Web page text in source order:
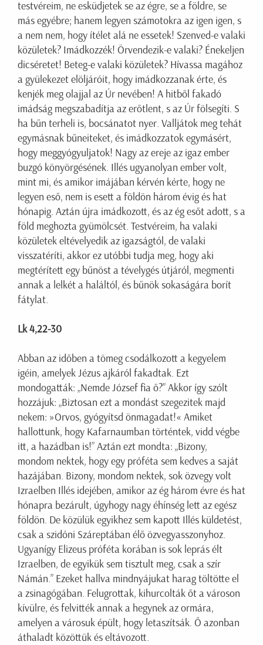
testvéreim, ne esküdjetek se az égre, se a földre, se
más egyébre; hanem legyen számotokra az igen igen, s
a nem nem, hogy ítélet alá ne essetek! Szenved-e valaki
közületek? Imádkozzék! Örvendezik-e valaki? Énekeljen
dicséretet! Beteg-e valaki közületek? Hívassa magához
a gyülekezet elöljáróit, hogy imádkozzanak érte, és
kenjék meg olajjal az Úr nevében! A hitből fakadó
imádság megszabadítja az erőtlent, s az Úr fölsegíti. S
ha bűn terheli is, bocsánatot nyer. Valljátok meg tehát
egymásnak bűneiteket, és imádkozzatok egymásért,
hogy meggyógyuljatok! Nagy az ereje az igaz ember
buzgó könyörgésének. Illés ugyanolyan ember volt,
mint mi, és amikor imájában kérvén kérte, hogy ne
legyen eső, nem is esett a földön három évig és hat
hónapig. Aztán újra imádkozott, és az ég esőt adott, s a
föld meghozta gyümölcsét. Testvéreim, ha valaki
közületek eltévelyedik az igazságtól, de valaki
visszatéríti, akkor ez utóbbi tudja meg, hogy aki
megtérített egy bűnöst a tévelygés útjáról, megmenti
annak a lelkét a haláltól, és bűnök sokaságára borít
fátylat.
Lk 4,22-30
Abban az időben a tömeg csodálkozott a kegyelem
igéin, amelyek Jézus ajkáról fakadtak. Ezt
mondogatták: „Nemde József fia ő?” Akkor így szólt
hozzájuk: „Biztosan ezt a mondást szegezitek majd
nekem: »Orvos, gyógyítsd önmagadat!« Amiket
hallottunk, hogy Kafarnaumban történtek, vidd végbe
itt, a hazádban is!” Aztán ezt mondta: „Bizony,
mondom nektek, hogy egy próféta sem kedves a saját
hazájában. Bizony, mondom nektek, sok özvegy volt
Izraelben Illés idejében, amikor az ég három évre és hat
hónapra bezárult, úgyhogy nagy éhínség lett az egész
földön. De közülük egyikhez sem kapott Illés küldetést,
csak a szidóni Száreptában élő özvegyasszonyhoz.
Ugyanígy Elizeus próféta korában is sok leprás élt
Izraelben, de egyikük sem tisztult meg, csak a szír
Námán.” Ezeket hallva mindnyájukat harag töltötte el
a zsinagógában. Felugrottak, kihurcolták őt a városon
kívülre, és felvitték annak a hegynek az ormára,
amelyen a városuk épült, hogy letaszítsák. Ő azonban
áthaladt közöttük és eltávozott.